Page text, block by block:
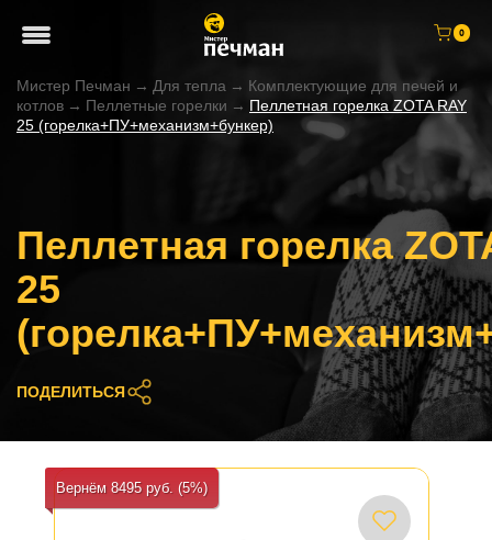
0
Мистер Печман → Для тепла → Комплектующие для печей и
котлов → Пеллетные горелки → Пеллетная горелка ZOTA RAY
25 (горелка+ПУ+механизм+бункер)
Пеллетная горелка
25
ПОДЕЛИТЬСЯ
Вернём 8495 руб. (5%)